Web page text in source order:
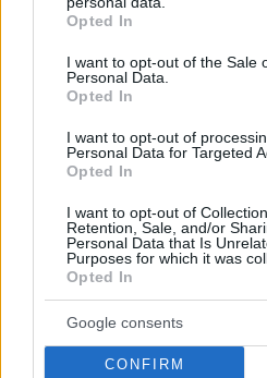
grant or deny consent to Google
use your data for below specified
consent section.
Opted In
I want to opt-out of the Sale
Personal Data.
Opted In
I want to opt-out of
Personal Data for Targeted
Opted In
I want to opt-out of
Retention, Sale, and/or
Personal Data that Is
Purposes for which it was
Opted In
Google consents
CONFIRM
20.09.2023, 17:09